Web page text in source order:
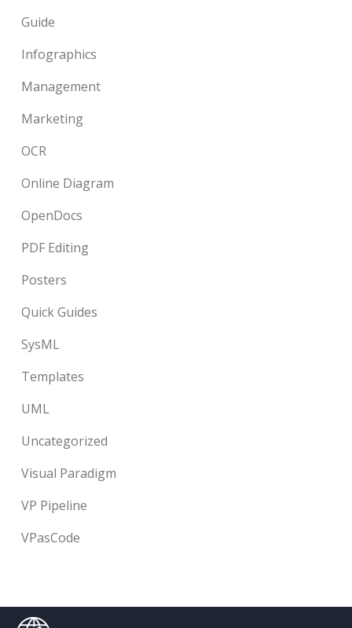
Guide
Infographics
Management
Marketing
OCR
Online Diagram
OpenDocs
PDF Editing
Posters
Quick Guides
SysML
Templates
UML
Uncategorized
Visual Paradigm
VP Pipeline
VPasCode